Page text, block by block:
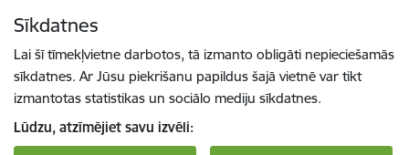
Sīkdatnes
Lai šī tīmekļvietne darbotos, tā izmanto obligāti nepieciešamās
sīkdatnes. Ar Jūsu piekrišanu papildus šajā vietnē var tikt
izmantotas statistikas un sociālo mediju sīkdatnes.
Lūdzu, atzīmējiet savu izvēli: